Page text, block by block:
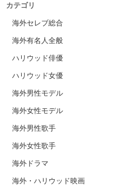
カテゴリ
海外セレブ総合
海外有名人全般
ハリウッド俳優
ハリウッド女優
海外男性モデル
海外女性モデル
海外男性歌手
海外女性歌手
海外ドラマ
海外・ハリウッド映画